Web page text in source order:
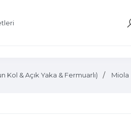
Kol & Açık Yaka & Fermuarlı) Miola